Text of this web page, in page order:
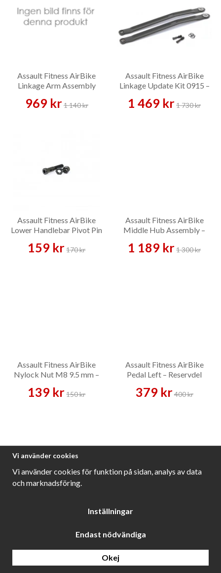
Assault Fitness AirBike
Linkage Arm Assembly
969 kr1 140 kr
Assault Fitness AirBike
Linkage Update Kit 0915 –
1 469 kr1 730 kr
Assault Fitness AirBike
Lower Handlebar Pivot Pin
159 kr 170 kr
Assault Fitness AirBike
Middle Hub Assembly –
1 189 kr1 300 kr
Assault Fitness AirBike
Nylock Nut M8 9.5 mm –
139 kr 150 kr
Assault Fitness AirBike
Pedal Left – Reservdel
379 kr400 kr
Assault Fitness AirBike
400 kr
Assault Fitness AirBike Pop
319 kr
Vi använder cookies
Vi använder cookies för funktion på sidan, analys av data
och marknadsföring.
Inställningar
Endast nödvändiga
Okej